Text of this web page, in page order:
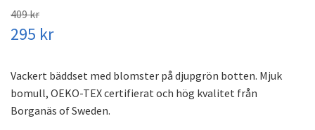
409 kr
295 kr
Vackert bäddset med blomster på djupgrön botten. Mjuk
bomull, OEKO-TEX certifierat och hög kvalitet från
Borganäs of Sweden.